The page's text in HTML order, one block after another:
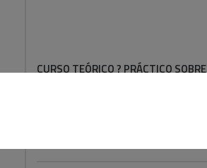
CURSO TEÓRICO ? PRÁCTICO SOBRE